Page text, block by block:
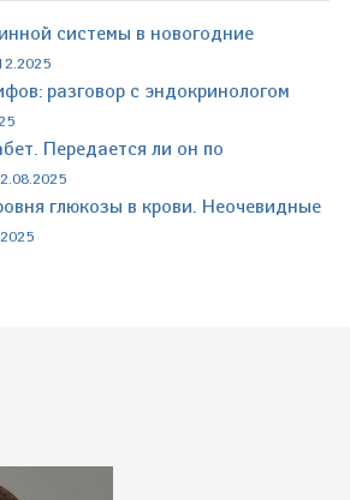
системы в новогодние
разговор с эндокринологом
Передается ли он по
глюкозы в крови. Неочевидные